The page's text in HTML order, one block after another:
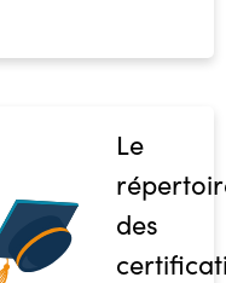
Le
des